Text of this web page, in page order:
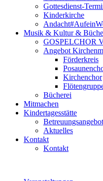
Gottesdienst-
Kinderkirche
Musik & Kultur &
GOSPELCHOR
Angebot
Förderkreis
Kirchenchor
Bücherei
Mitmachen
Kindertagesstätte
Aktuelles
Kontakt
Kontakt